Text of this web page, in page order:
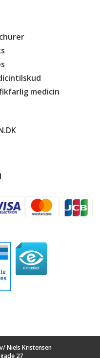
medicin
Niels Kristensen
27